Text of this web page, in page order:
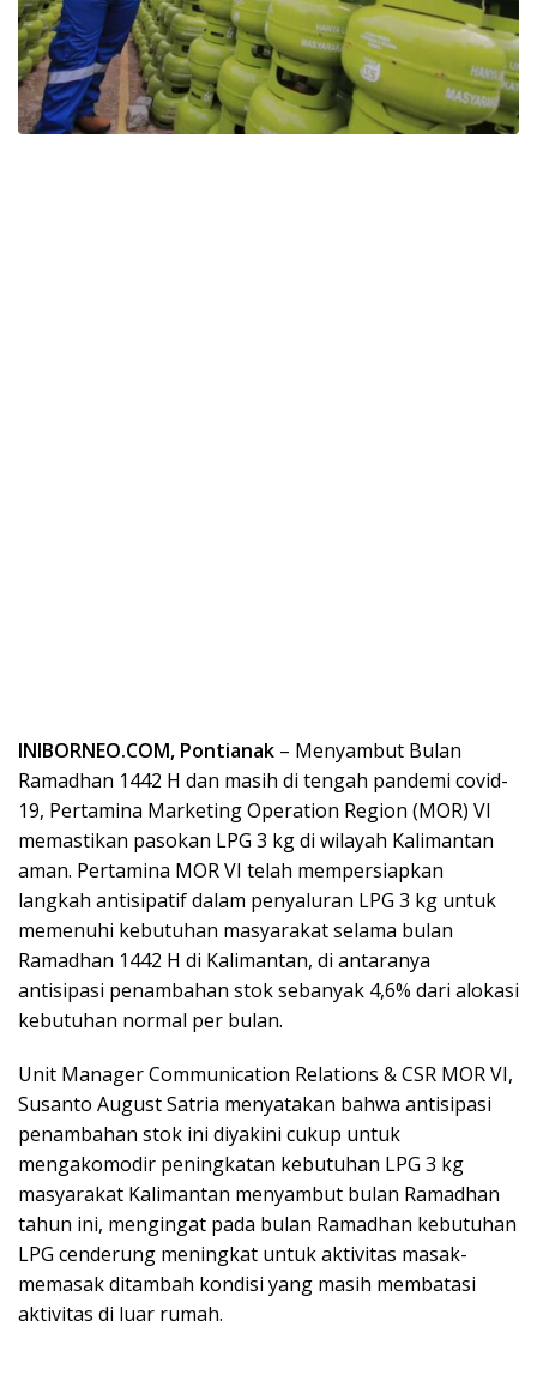
INIBORNEO.COM, Pontianak – Menyambut Bulan
Ramadhan 1442 H dan masih di tengah pandemi covid-
19, Pertamina Marketing Operation Region (MOR) VI
memastikan pasokan LPG 3 kg di wilayah Kalimantan
aman. Pertamina MOR VI telah mempersiapkan
langkah antisipatif dalam penyaluran LPG 3 kg untuk
memenuhi kebutuhan masyarakat selama bulan
Ramadhan 1442 H di Kalimantan, di antaranya
antisipasi penambahan stok sebanyak 4,6% dari alokasi
kebutuhan normal per bulan.
Unit Manager Communication Relations & CSR MOR VI,
Susanto August Satria menyatakan bahwa antisipasi
penambahan stok ini diyakini cukup untuk
mengakomodir peningkatan kebutuhan LPG 3 kg
masyarakat Kalimantan menyambut bulan Ramadhan
tahun ini, mengingat pada bulan Ramadhan kebutuhan
LPG cenderung meningkat untuk aktivitas masak-
memasak ditambah kondisi yang masih membatasi
aktivitas di luar rumah.